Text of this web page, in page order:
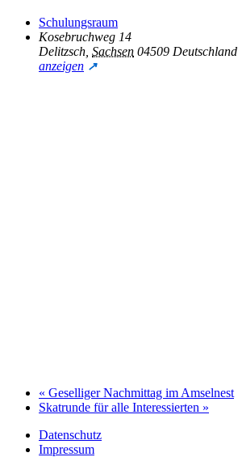
Schulungsraum
Kosebruchweg 14
Delitzsch Sachsen 04509 Deutschland
anzeigen
« Geselliger Nachmittag im Amselnest
Skatrunde für alle Interessierten »
Datenschutz
Impressum